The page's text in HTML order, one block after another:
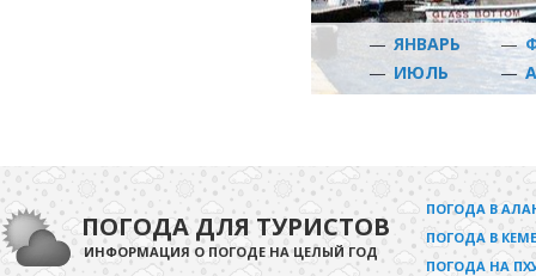
— ЯНВАРЬ —
— ИЮЛЬ —
ПОГОДА ДЛЯ ТУРИСТОВ
ИНФОРМАЦИЯ О ПОГОДЕ НА ЦЕЛЫЙ ГОД
ПОГОДА В
ПОГОДА В
ПОГОДА НА